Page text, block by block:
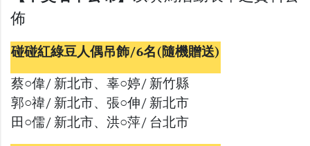
佈
碰碰紅綠豆人偶吊飾/6名(隨機贈送)
蔡○偉/ 新北市、辜○婷/ 新竹縣
郭○禕/ 新北市、張○伸/ 新北市
田○儒/ 新北市、洪○萍/ 台北市